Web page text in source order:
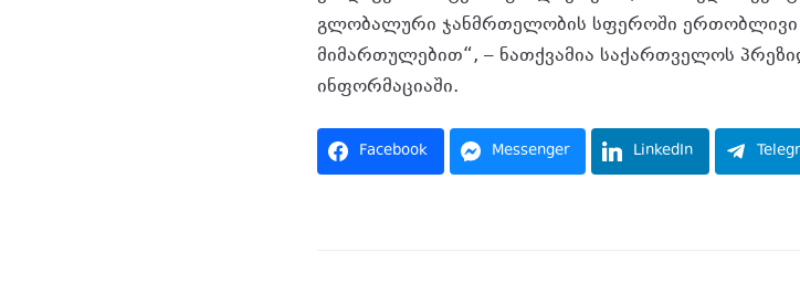
გლობალური ჯანმრთელობის სფეროში ერთობლივი
მიმართულებით“, – ნათქვამია საქართველოს
ინფორმაციაში.
Facebook Messenger LinkedIn